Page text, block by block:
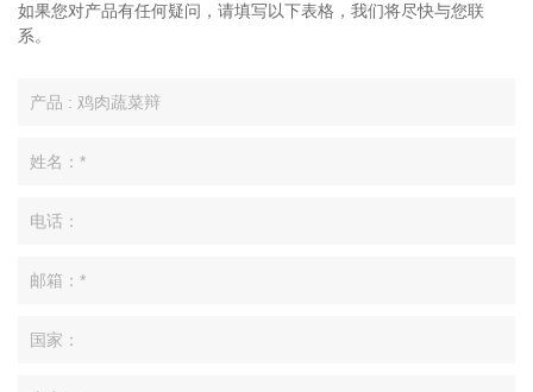
如果您对产品有任何疑问，请填写以下表格，我们将尽快与您联
系。